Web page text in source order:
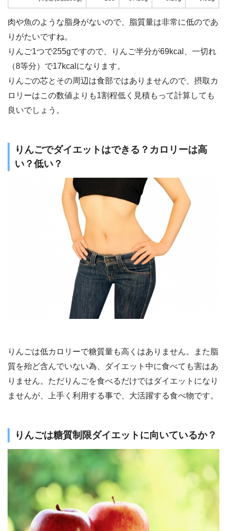
肉や魚のような脂身がないので、脂質量は非常に低のであ
りがたいですね。
りんご1つで255gですので、りんご半分が69kcal、一切れ
（8等分）で17kcalになります。
りんごの芯とその周辺は食部ではありませんので、摂取カ
ロリーはこの数値よりも1割程低く見積もって計算しても
良いでしょう。
りんごでダイエットはできる？カロリーは高
い？低い？
りんごは低カロリーで糖質量も高くはありません。また脂
質を殆ど含んでいない為、ダイエット中に食べても害はあ
りません。ただりんごを食べるだけではダイエットになり
ませんが、上手く利用する事で、大活躍する食べ物です。
りんごは糖質制限ダイエットに向いているか？